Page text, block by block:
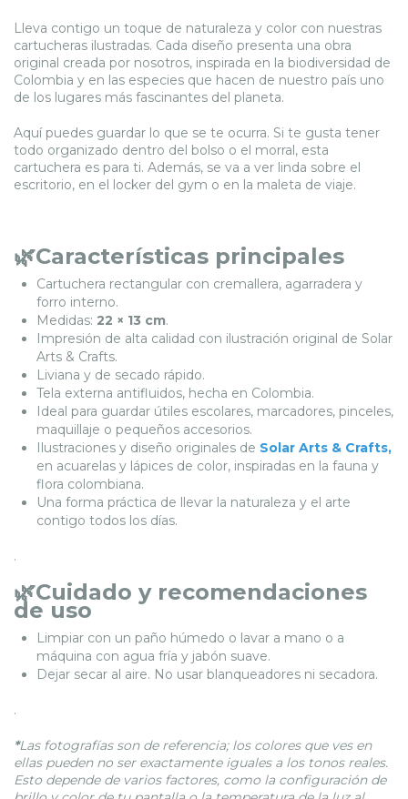
Lleva contigo un toque de naturaleza y color con nuestras
cartucheras ilustradas. Cada diseño presenta una obra
original creada por nosotros, inspirada en la biodiversidad de
Colombia y en las especies que hacen de nuestro país uno
de los lugares más fascinantes del planeta.
Aquí puedes guardar lo que se te ocurra. Si te gusta tener
todo organizado dentro del bolso o el morral, esta
cartuchera es para ti. Además, se va a ver linda sobre el
escritorio, en el locker del gym o en la maleta de viaje.
🌿Características principales
Cartuchera rectangular con cremallera, agarradera y
forro interno.
Medidas: 22 × 13 cm.
Impresión de alta calidad con ilustración original de Solar
Arts & Crafts.
Liviana y de secado rápido.
Tela externa antifluidos, hecha en Colombia.
Ideal para guardar útiles escolares, marcadores, pinceles,
maquillaje o pequeños accesorios.
Ilustraciones y diseño originales de Solar Arts & Crafts,
en acuarelas y lápices de color, inspiradas en la fauna y
flora colombiana.
Una forma práctica de llevar la naturaleza y el arte
contigo todos los días.
.
🌿Cuidado y recomendaciones
de uso
Limpiar con un paño húmedo o lavar a mano o a
máquina con agua fría y jabón suave.
Dejar secar al aire. No usar blanqueadores ni secadora.
.
*Las fotografías son de referencia; los colores que ves en
ellas pueden no ser exactamente iguales a los tonos reales.
Esto depende de varios factores, como la configuración de